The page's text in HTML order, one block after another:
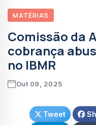
MATÉRIAS
Comissão da
cobrança
no IBMR
Out 09, 2025
Tweet